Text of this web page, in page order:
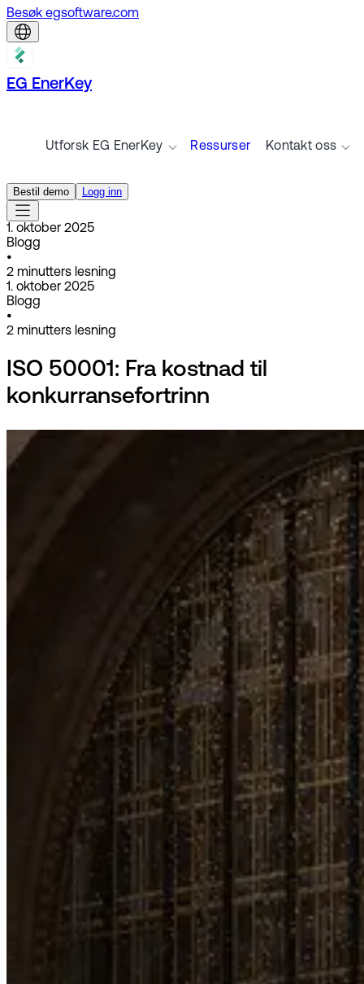
Besøk egsoftware.com
EG EnerKey
Utforsk EG EnerKey Ressurser Kontakt oss
Bestil demo Logg inn
1. oktober 2025
Blogg
•
2 minutters lesning
1. oktober 2025
Blogg
•
2 minutters lesning
ISO 50001: Fra kostnad til
konkurransefortrinn